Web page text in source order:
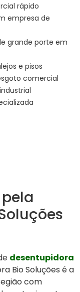
rápido
empresa de
grande porte em
e pisos
comercial
desentupidora
Bio Soluções é a
com